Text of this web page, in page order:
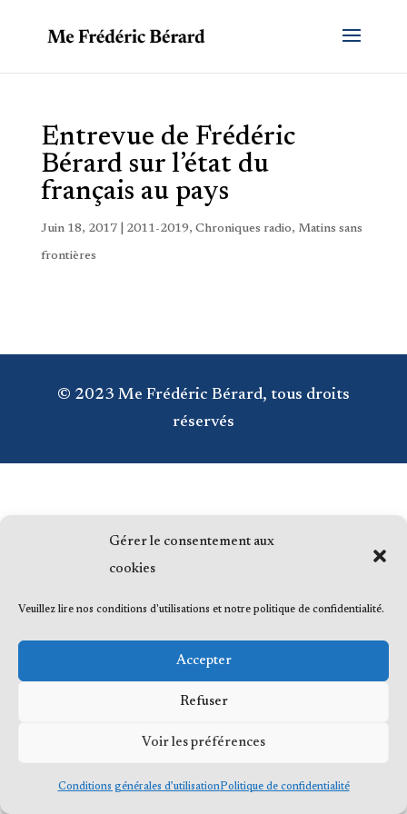
Gérer le consentement aux
cookies
Veuillez lire nos conditions d'utilisations et notre politique de confidentialité.
Accepter
Refuser
Voir les préférences
Conditions générales d’utilisationPolitique de confidentialité
Entrevue de Frédéric
Bérard sur l’état du
français au pays
Juin 18, 2017| 2011-2019, Chroniques radio, Matins sans
frontières
© 2023 Me Frédéric Bérard, tous droits
réservés